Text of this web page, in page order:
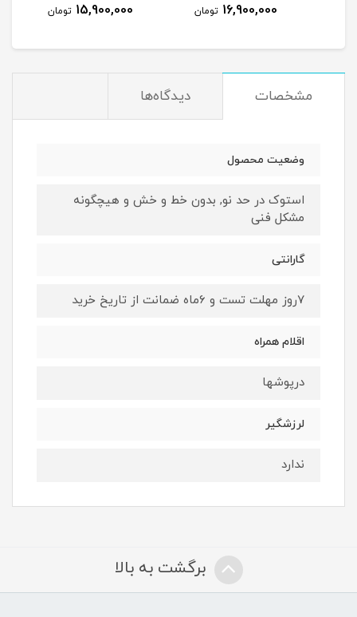
15,900,000 تومان 8,900,000 تومان
مشخصات دیدگاه‌ها
وضعیت محصول
استوک در حد نو, بدون خط و خش و هیچگونه
مشکل فنی
گارانتی
۷روز مهلت تست و ۶ماه ضمانت از تاریخ خرید
اقلام همراه
درپوشها
لرزشگیر
ندارد
برگشت به بالا